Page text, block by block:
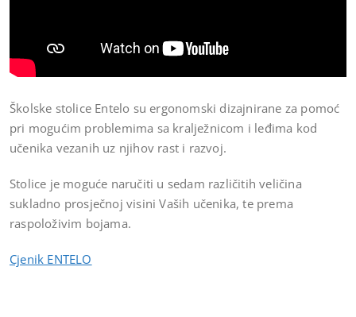
Školske stolice Entelo su ergonomski dizajnirane za pomoć
pri mogućim problemima sa kralježnicom i leđima kod
učenika vezanih uz njihov rast i razvoj.
Stolice je moguće naručiti u sedam različitih veličina
sukladno prosječnoj visini Vaših učenika, te prema
raspoloživim bojama.
Cjenik ENTELO